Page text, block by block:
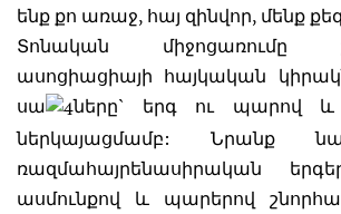
ենք քո առաջ, հայ զինվոր, մենք
Տոնական միջոցառումը
ասոցիացիայի հայկական
սա
ները` երգ ու պարով
ներկայացմամբ: Նրանք
ռազմահայրենասիրական
ասմունքով և պարերով